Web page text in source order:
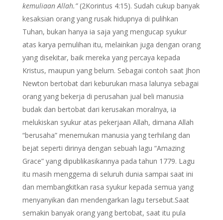
kemuliaan Allah.”(2Korintus 4:15). Sudah cukup banyak
kesaksian orang yang rusak hidupnya di pulihkan
Tuhan, bukan hanya ia saja yang mengucap syukur
atas karya pemulihan itu, melainkan juga dengan orang
yang disekitar, baik mereka yang percaya kepada
Kristus, maupun yang belum. Sebagai contoh saat Jhon
Newton bertobat dari keburukan masa lalunya sebagai
orang yang bekerja di perusahan jual beli manusia
budak dan bertobat dari kerusakan moralnya, ia
melukiskan syukur atas pekerjaan Allah, dimana Allah
“berusaha” menemukan manusia yang terhilang dan
bejat seperti dirinya dengan sebuah lagu “Amazing
Grace” yang dipublikasikannya pada tahun 1779. Lagu
itu masih menggema di seluruh dunia sampai saat ini
dan membangkitkan rasa syukur kepada semua yang
menyanyikan dan mendengarkan lagu tersebut.Saat
semakin banyak orang yang bertobat, saat itu pula